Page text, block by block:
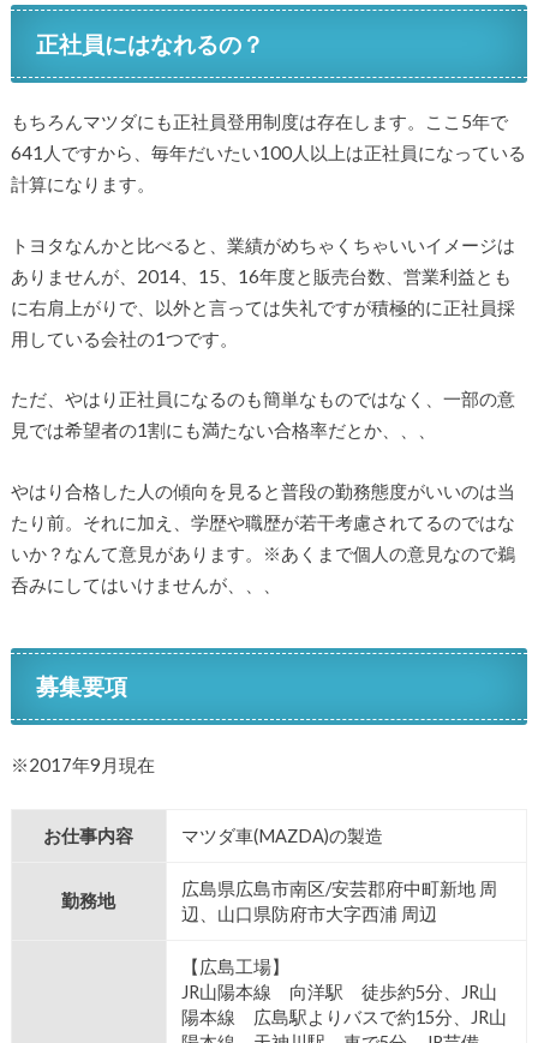
正社員にはなれるの？
もちろんマツダにも正社員登用制度は存在します。ここ5年で
641人ですから、毎年だいたい100人以上は正社員になっている
計算になります。
トヨタなんかと比べると、業績がめちゃくちゃいいイメージは
ありませんが、2014、15、16年度と販売台数、営業利益とも
に右肩上がりで、以外と言っては失礼ですが積極的に正社員採
用している会社の1つです。
ただ、やはり正社員になるのも簡単なものではなく、一部の意
見では希望者の1割にも満たない合格率だとか、、、
やはり合格した人の傾向を見ると普段の勤務態度がいいのは当
たり前。それに加え、学歴や職歴が若干考慮されてるのではな
いか？なんて意見があります。※あくまで個人の意見なので鵜
呑みにしてはいけませんが、、、
募集要項
※2017年9月現在
お仕事内容 マツダ車(MAZDA)の製造
勤務地
広島県広島市南区/安芸郡府中町新地 周
辺、山口県防府市大字西浦 周辺
【広島工場】
JR山陽本線 向洋駅 徒歩約5分、JR山
陽本線 広島駅よりバスで約15分、JR山